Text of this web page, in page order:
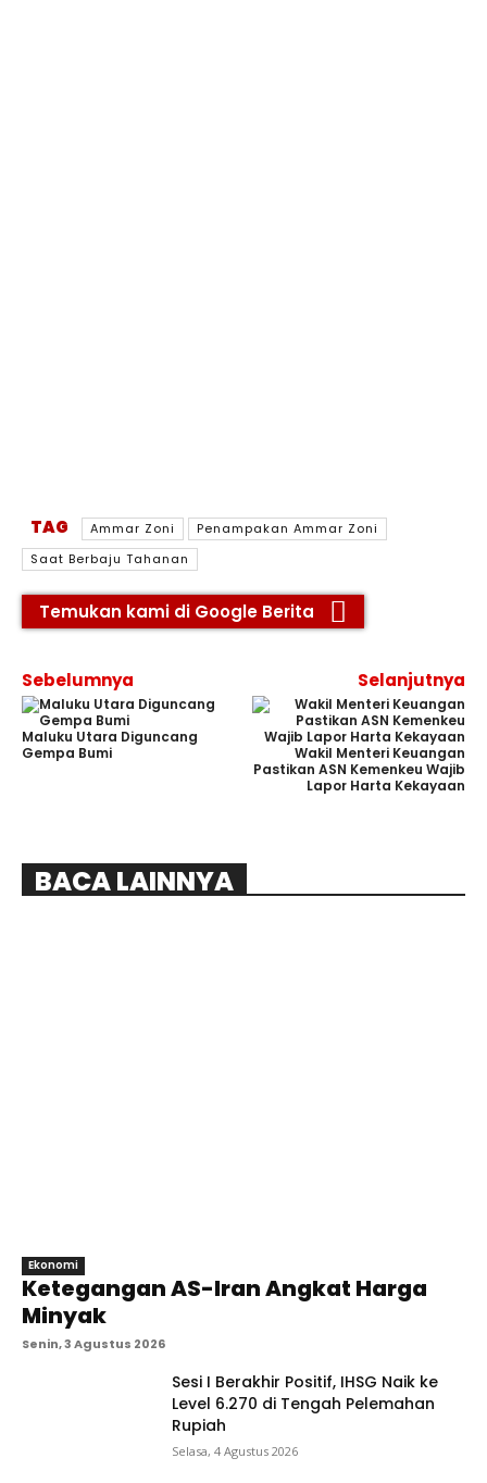
TAG Ammar Zoni
Penampakan Ammar Zoni
Saat Berbaju Tahanan
Temukan kami di Google Berita
Sebelumnya
Maluku Utara Diguncang
Gempa Bumi
Selanjutnya
Wakil Menteri Keuangan
Pastikan ASN Kemenkeu Wajib
Lapor Harta Kekayaan
BACA LAINNYA
Ekonomi
Ketegangan AS-Iran Angkat Harga
Minyak
Senin, 3 Agustus 2026
Sesi I Berakhir Positif, IHSG Naik ke
Level 6.270 di Tengah Pelemahan
Rupiah
Selasa, 4 Agustus 2026